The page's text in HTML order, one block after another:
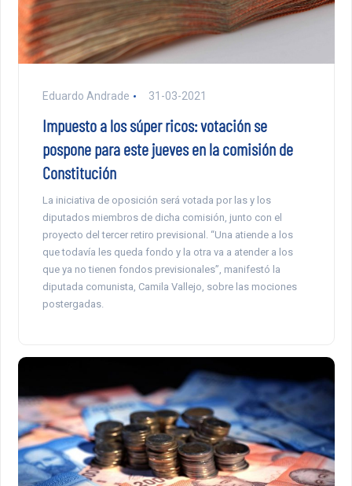
Eduardo Andrade 31-03-2021
Impuesto a los súper ricos: votación se
pospone para este jueves en la comisión de
Constitución
La iniciativa de oposición será votada por las y los
diputados miembros de dicha comisión, junto con el
proyecto del tercer retiro previsional. “Una atiende a los
que todavía les queda fondo y la otra va a atender a los
que ya no tienen fondos previsionales”, manifestó la
diputada comunista, Camila Vallejo, sobre las mociones
postergadas.